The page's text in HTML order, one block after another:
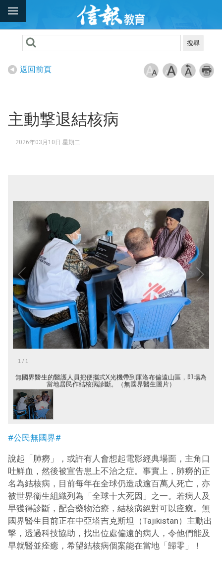
搜尋
返回前頁
主動撃退結核病
2026年03月10日 星期二
1 / 1
無國界醫生的醫護人員把便攜式X光機帶到庫洛布偏遠山區，即場為
當地居民作結核病診斷。（無國界醫生圖片）
#公民無國界#
說起「肺癆」，或許有人會想起電影經典場面，主角口
吐鮮血，然後被宣告患上不治之症。事實上，肺癆的正
名為結核病，目前每年在全球仍造成逾百萬人死亡，亦
被世界衞生組織列為「全球十大死因」之一。若病人及
早獲得診斷，配合藥物治療，結核病絕對可以痊癒。無
國界醫生目前正在中亞塔吉克斯坦（Tajikistan）主動出
撃，透過科技協助，找出位處偏遠的病人，令他們能及
早就醫並痊癒，希望結核病個案能在當地「歸零」！